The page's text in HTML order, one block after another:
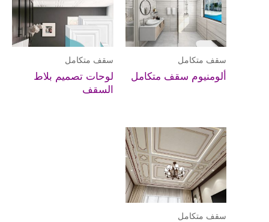
سقف متكامل
ألومنيوم سقف متكامل
سقف متكامل
لوحات تصميم بلاط
السقف
سقف متكامل